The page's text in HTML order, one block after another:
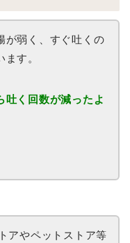
が弱く、すぐ吐くの
す。
吐く回数が減ったよ
アやペットストア等